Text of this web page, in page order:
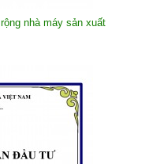
nhà máy sản xuất